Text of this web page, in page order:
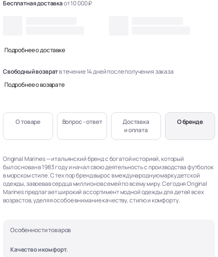
Бесплатная доставкаот 10 000 ₽
Подробнее о доставке
Свободный возвратв течение 14 дней после получения заказа
Подробнее о возврате
О товаре Вопрос - ответ
Доставка
и оплата
О бренде
Original Marines — итальянский бренд с богатой историей, который
был основан в 1983 году и начал свою деятельность с производства футболок
в морском стиле. С тех пор бренд вырос в международную марку детской
одежды, завоевав сердца миллионов семей по всему миру. Сегодня Original
Marines предлагает широкий ассортимент модной одежды для детей всех
возрастов, уделяя особое внимание качеству, стилю и комфорту.
Особенности товаров
Качество и комфорт.